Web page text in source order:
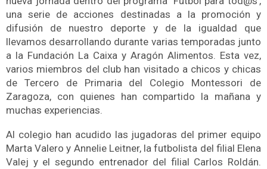
una serie de acciones destinadas a la promoción y
difusión de nuestro deporte y de la igualdad que
llevamos desarrollando durante varias temporadas junto
a la Fundación La Caixa y Aragón Alimentos. Esta vez,
varios miembros del club han visitado a chicos y chicas
de Tercero de Primaria del Colegio Montessori de
Zaragoza, con quienes han compartido la mañana y
muchas experiencias.
Al colegio han acudido las jugadoras del primer equipo
Marta Valero y Annelie Leitner, la futbolista del filial Elena
Valej y el segundo entrenador del filial Carlos Roldán.